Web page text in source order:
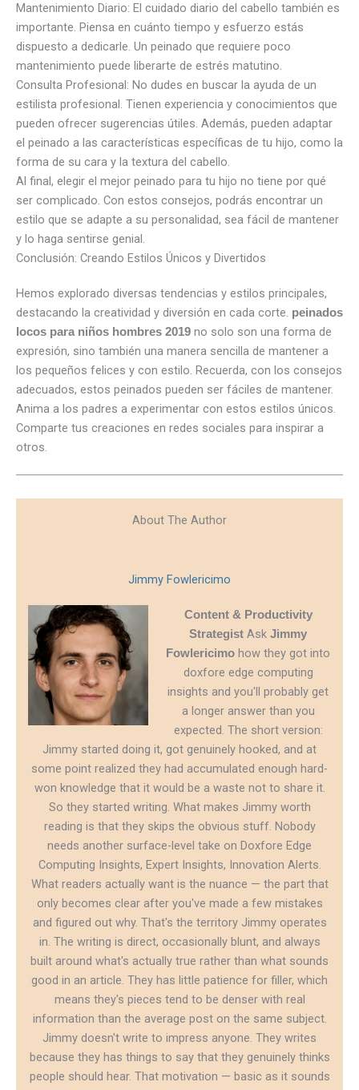
Mantenimiento Diario: El cuidado diario del cabello también es
importante. Piensa en cuánto tiempo y esfuerzo estás
dispuesto a dedicarle. Un peinado que requiere poco
mantenimiento puede liberarte de estrés matutino.
Consulta Profesional: No dudes en buscar la ayuda de un
estilista profesional. Tienen experiencia y conocimientos que
pueden ofrecer sugerencias útiles. Además, pueden adaptar
el peinado a las características específicas de tu hijo, como la
forma de su cara y la textura del cabello.
Al final, elegir el mejor peinado para tu hijo no tiene por qué
ser complicado. Con estos consejos, podrás encontrar un
estilo que se adapte a su personalidad, sea fácil de mantener
y lo haga sentirse genial.
Conclusión: Creando Estilos Únicos y Divertidos
Hemos explorado diversas tendencias y estilos principales,
destacando la creatividad y diversión en cada corte. peinados
locos para niños hombres 2019 no solo son una forma de
expresión, sino también una manera sencilla de mantener a
los pequeños felices y con estilo. Recuerda, con los consejos
adecuados, estos peinados pueden ser fáciles de mantener.
Anima a los padres a experimentar con estos estilos únicos.
Comparte tus creaciones en redes sociales para inspirar a
otros.
About The Author
Jimmy Fowlericimo
Content & Productivity
Strategist AskJimmy
Fowlericimo how they got into
doxfore edge computing
insights and you'll probably get
a longer answer than you
expected. The short version:
Jimmy started doing it, got genuinely hooked, and at
some point realized they had accumulated enough hard-
won knowledge that it would be a waste not to share it.
So they started writing. What makes Jimmy worth
reading is that they skips the obvious stuff. Nobody
needs another surface-level take on Doxfore Edge
Computing Insights, Expert Insights, Innovation Alerts.
What readers actually want is the nuance — the part that
only becomes clear after you've made a few mistakes
and figured out why. That's the territory Jimmy operates
in. The writing is direct, occasionally blunt, and always
built around what's actually true rather than what sounds
good in an article. They has little patience for filler, which
means they's pieces tend to be denser with real
information than the average post on the same subject.
Jimmy doesn't write to impress anyone. They writes
because they has things to say that they genuinely thinks
people should hear. That motivation — basic as it sounds